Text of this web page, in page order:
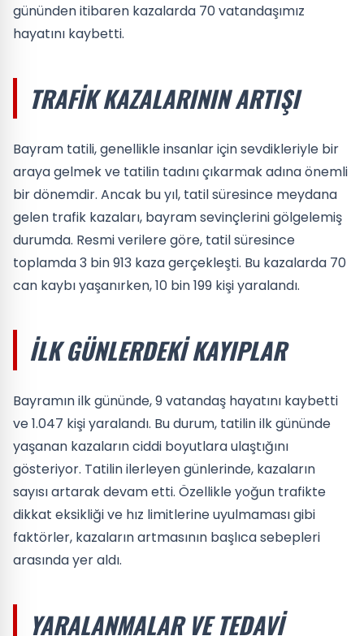
gününden itibaren kazalarda 70 vatandaşımız
hayatını kaybetti.
TRAFIK KAZALARININ ARTIŞI
Bayram tatili, genellikle insanlar için sevdikleriyle bir
araya gelmek ve tatilin tadını çıkarmak adına önemli
bir dönemdir. Ancak bu yıl, tatil süresince meydana
gelen trafik kazaları, bayram sevinçlerini gölgelemiş
durumda. Resmi verilere göre, tatil süresince
toplamda 3 bin 913 kaza gerçekleşti. Bu kazalarda 70
can kaybı yaşanırken, 10 bin 199 kişi yaralandı.
İLK GÜNLERDEKI KAYIPLAR
Bayramın ilk gününde, 9 vatandaş hayatını kaybetti
ve 1.047 kişi yaralandı. Bu durum, tatilin ilk gününde
yaşanan kazaların ciddi boyutlara ulaştığını
gösteriyor. Tatilin ilerleyen günlerinde, kazaların
sayısı artarak devam etti. Özellikle yoğun trafikte
dikkat eksikliği ve hız limitlerine uyulmaması gibi
faktörler, kazaların artmasının başlıca sebepleri
arasında yer aldı.
YARALANMALAR VE TEDAVI